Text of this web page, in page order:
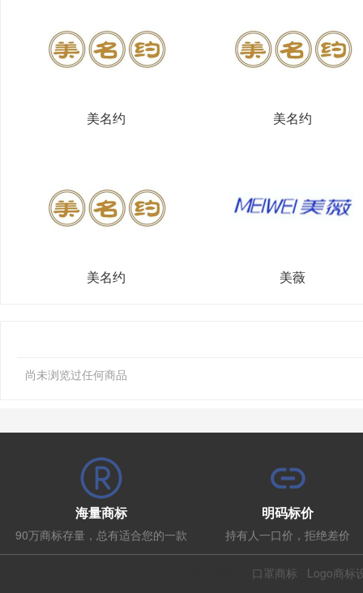
美名约 美名约
美名约 美薇
尚未浏览过任何商品
海量商标
90万商标存量，总有适合您的一款
明码标价
持有人一口价，拒绝差价
口罩商标
Logo商标